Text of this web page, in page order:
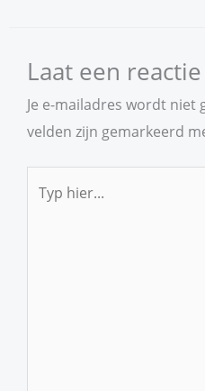
Laat een
Je e-mailadres wordt niet
velden zijn gemarkeerd
hier...